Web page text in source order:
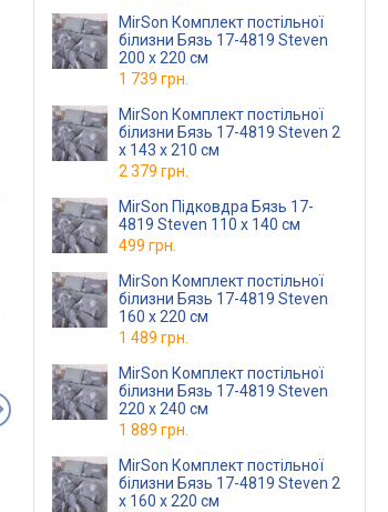
MirSon Комплект постільної
білизни Бязь 17-4819 Steven
200 x 220 см
1 739 грн.
MirSon Комплект постільної
білизни Бязь 17-4819 Steven 2
x 143 x 210 см
2 379 грн.
MirSon Підковдра Бязь 17-
4819 Steven 110 x 140 см
499 грн.
MirSon Комплект постільної
білизни Бязь 17-4819 Steven
160 x 220 см
1 489 грн.
MirSon Комплект постільної
білизни Бязь 17-4819 Steven
220 x 240 см
1 889 грн.
MirSon Комплект постільної
білизни Бязь 17-4819 Steven 2
x 160 x 220 см